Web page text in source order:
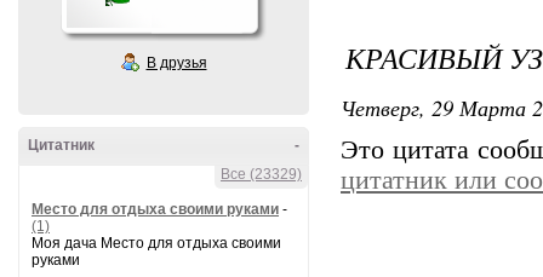
В друзья
-
Цитатник
Все (23329)
Место для отдыха своими руками -
(1)
Моя дача Место для отдыха своими
руками
КРАСИВЫЙ
Четверг, 29 Марта
Это цитата
цитатник или